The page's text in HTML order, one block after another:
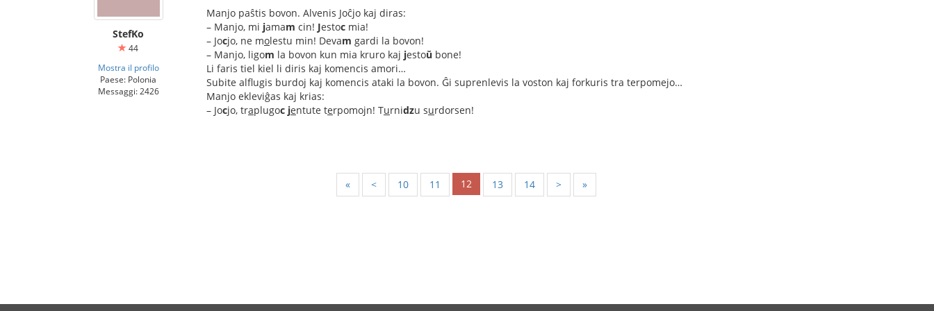
StefKo
44
Mostra il profilo
Paese: Polonia
Messaggi: 2426
Manjo paŝtis bovon. Alvenis Joĉjo kaj diras:
– Manjo, mi jamam cin! Jestoc mia!
– Jocjo, ne molestu min! Devam gardi la bovon!
– Manjo, ligom la bovon kun mia kruro kaj jestoŭ bone!
Li faris tiel kiel li diris kaj komencis amori…
Subite alflugis burdoj kaj komencis ataki la bovon. Ĝi suprenlevis la voston kaj forkuris tra terpomejo…
Manjo ekleviĝas kaj krias:
– Jocjo, traplugoc jentute terpomojn! Turnidzu surdorsen!
« < 10 11 12 13 14 > »